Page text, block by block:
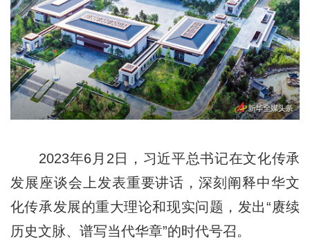
2023年6月2日，习近平总书记在文化传承
发展座谈会上发表重要讲话，深刻阐释中华文
化传承发展的重大理论和现实问题，发出“赓续
历史文脉、谱写当代华章”的时代号召。